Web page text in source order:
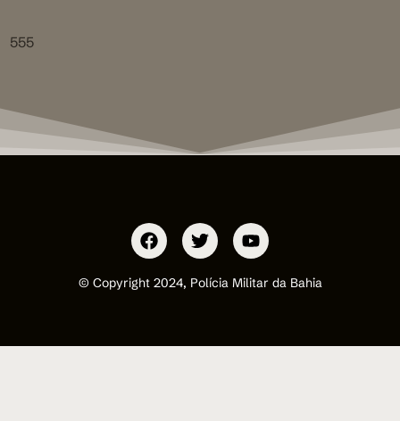
555
© Copyright 2024, Polícia Militar da Bahia